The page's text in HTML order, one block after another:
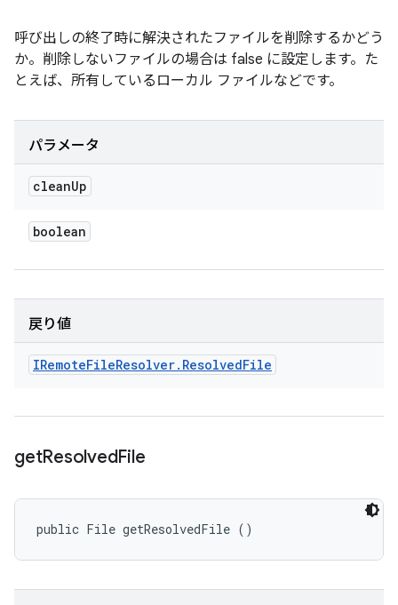
呼び出しの終了時に解決されたファイルを削除するかどう
か。削除しないファイルの場合は false に設定します。た
とえば、所有しているローカル ファイルなどです。
パラメータ
cleanUp
boolean
戻り値
IRemoteFileResolver. ResolvedFile
getResolvedFile
public File getResolvedFile ()